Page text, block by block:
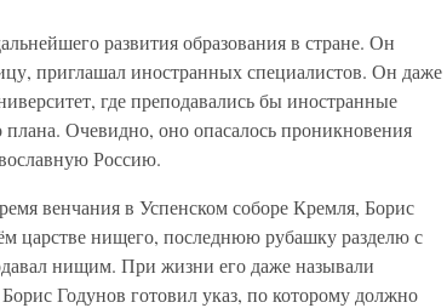
развития образования в стране. Он
приглашал иностранных специалистов. Он даже
где преподавались бы иностранные
Очевидно, оно опасалось проникновения
Россию.
венчания в Успенском соборе Кремля, Борис
царстве нищего, последнюю рубашку разделю с
нищим. При жизни его даже называли
Годунов готовил указ, по которому должно